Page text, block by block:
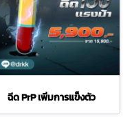
ฉีด PrP เพิ่มการแข็งตัว